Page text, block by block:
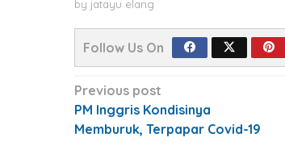
by jatayu elang
Follow Us On
Post
navigation
Previous post
PM Inggris Kondisinya
Memburuk, Terpapar Covid-19